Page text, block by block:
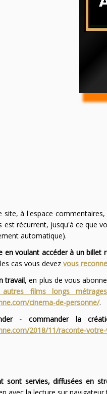
site, à l'espace commentaires,
récurrent, jusqu'à ce que
automatique).
en voulant accéder à un
cas vous devez vous
travail, en plus de vous
films longs
cinema-de-personne/.
- commander la
2018/11/raconte-
sont servies, diffusées en